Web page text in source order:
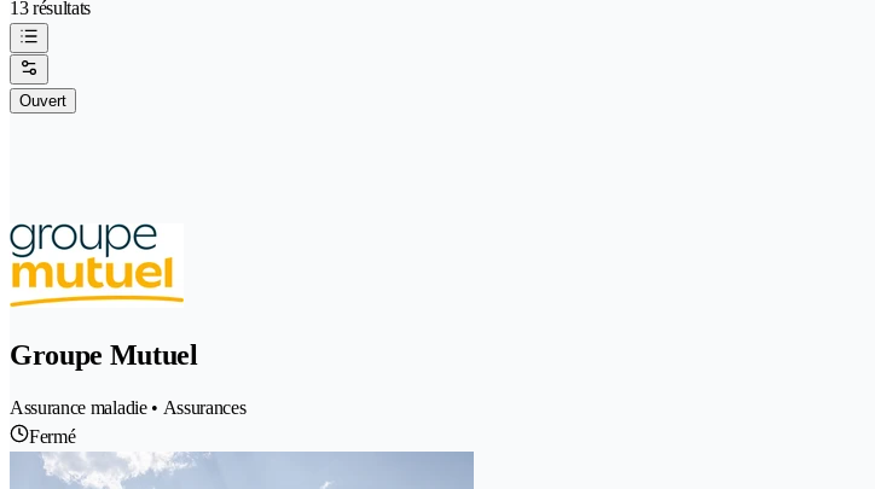
13 résultats
Ouvert
Groupe Mutuel
Assurance maladie • Assurances
Fermé